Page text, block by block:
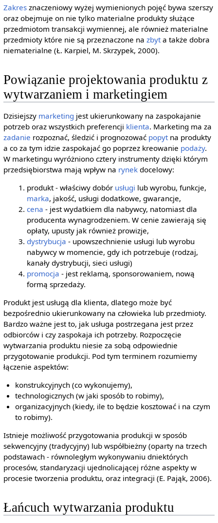
Zakresznaczeniowy wyżej wymienionych pojęć bywa szerszy
oraz obejmuje on nie tylko materialne produkty służące
przedmiotom transakcji wymiennej, ale również materialne
przedmioty które nie są przeznaczone na zbyta także dobra
niematerialne (Ł. Karpiel, M. Skrzypek, 2000).
Powiązanie projektowania produktu z
wytwarzaniem i marketingiem
Dzisiejszy marketing jest ukierunkowany na zaspokajanie
potrzeb oraz wszystkich preferencji klienta. Marketing ma za
zadanie rozpoznać, śledzić i prognozować popytna produkty
a co za tym idzie zaspokajać go poprzez kreowanie podaży.
W marketingu wyróżniono cztery instrumenty dzięki którym
przedsiębiorstwa mają wpływ na rynekdocelowy:
produkt - właściwy dobór usługi lub wyrobu, funkcje,
marka, jakość, usługi dodatkowe, gwarancje,
cena - jest wydatkiem dla nabywcy, natomiast dla
producenta wynagrodzeniem. W cenie zawierają się
opłaty, upusty jak również prowizje,
dystrybucja - upowszechnienie usługi lub wyrobu
nabywcy w momencie, gdy ich potrzebuje (rodzaj,
kanały dystrybucji, sieci usługi)
promocja - jest reklamą, sponsorowaniem, nową
formą sprzedaży.
Produkt jest usługą dla klienta, dlatego może być
bezpośrednio ukierunkowany na człowieka lub przedmioty.
Bardzo ważne jest to, jak usługa postrzegana jest przez
odbiorców i czy zaspokaja ich potrzeby. Rozpoczęcie
wytwarzania produktu niesie za sobą odpowiednie
przygotowanie produkcji. Pod tym terminem rozumiemy
łączenie aspektów:
konstrukcyjnych (co wykonujemy),
technologicznych (w jaki sposób to robimy),
organizacyjnych (kiedy, ile to będzie kosztować i na czym
to robimy).
Istnieje możliwość przygotowania produkcji w sposób
sekwencyjny (tradycyjny) lub współbieżny (oparty na trzech
podstawach - równoległym wykonywaniu dniektórych
procesów, standaryzacji ujednolicającej różne aspekty w
procesie tworzenia produktu, oraz integracji (E. Pająk, 2006).
Łańcuch wytwarzania produktu